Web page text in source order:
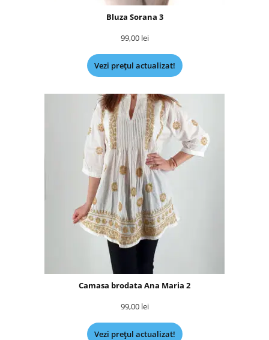
Bluza Sorana 3
99,00 lei
Vezi prețul actualizat!
Camasa brodata Ana Maria 2
99,00 lei
Vezi prețul actualizat!